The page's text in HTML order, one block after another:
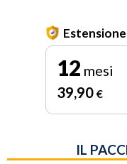
12 mesi
39,90 €
IL